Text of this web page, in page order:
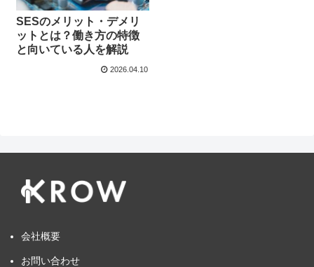
SESのメリット・デメリ
ットとは？働き方の特徴
と向いている人を解説
2026.04.10
会社概要
お問い合わせ